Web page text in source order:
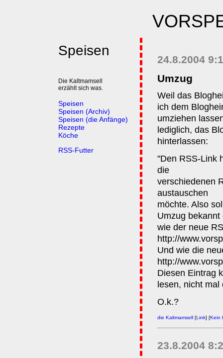
Speisen
Die Kaltmamsell
erzählt sich was.
Speisen
Speisen (Archiv)
Speisen (die Anfänge)
Rezepte
Köche
RSS-Futter
24.8.2004
Umzug
Weil das
ich dem
umziehen
lediglich, das
hinterlassen:
"Den RSS-Link
die
verschiedenen
austauschen
möchte. Also
Umzug
wie der neue
http://
Und wie die
http://
Diesen Eintrag
lesen, nicht mal
O.k.?
die Kaltmamsell [Link] [Kein
23.8.2004